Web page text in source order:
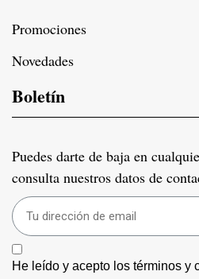
Promociones
Novedades
Boletín
Puedes darte de baja en
consulta nuestros datos de
He leído y acepto los términos y